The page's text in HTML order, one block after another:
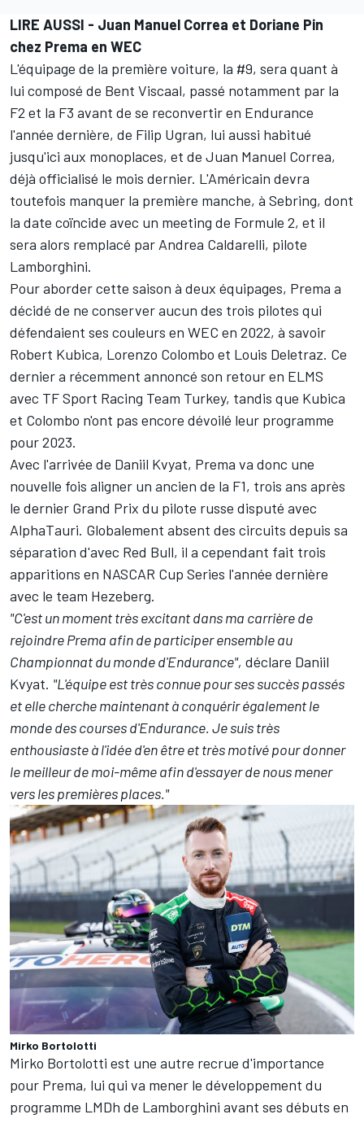
LIRE AUSSI - Juan Manuel Correa et Doriane Pin
chez Prema en WEC
L'équipage de la première voiture, la #9, sera quant à
lui composé de Bent Viscaal, passé notamment par la
F2 et la F3 avant de se reconvertir en Endurance
l'année dernière, de Filip Ugran, lui aussi habitué
jusqu'ici aux monoplaces, et de Juan Manuel Correa,
déjà officialisé le mois dernier. L'Américain devra
toutefois manquer la première manche, à Sebring, dont
la date coïncide avec un meeting de Formule 2, et il
sera alors remplacé par Andrea Caldarelli, pilote
Lamborghini.
Pour aborder cette saison à deux équipages, Prema a
décidé de ne conserver aucun des trois pilotes qui
défendaient ses couleurs en WEC en 2022, à savoir
Robert Kubica, Lorenzo Colombo et Louis Deletraz. Ce
dernier a récemment annoncé son retour en ELMS
avec TF Sport Racing Team Turkey, tandis que Kubica
et Colombo n'ont pas encore dévoilé leur programme
pour 2023.
Avec l'arrivée de Daniil Kvyat, Prema va donc une
nouvelle fois aligner un ancien de la F1, trois ans après
le dernier Grand Prix du pilote russe disputé avec
AlphaTauri. Globalement absent des circuits depuis sa
séparation d'avec Red Bull, il a cependant fait trois
apparitions en NASCAR Cup Series l'année dernière
avec le team Hezeberg.
"C'est un moment très excitant dans ma carrière de
rejoindre Prema afin de participer ensemble au
Championnat du monde d'Endurance", déclare Daniil
Kvyat. "L'équipe est très connue pour ses succès passés
et elle cherche maintenant à conquérir également le
monde des courses d'Endurance. Je suis très
enthousiaste à l'idée d'en être et très motivé pour donner
le meilleur de moi-même afin d'essayer de nous mener
vers les premières places."
Mirko Bortolotti
Mirko Bortolotti est une autre recrue d'importance
pour Prema, lui qui va mener le développement du
programme LMDh de Lamborghini avant ses débuts en